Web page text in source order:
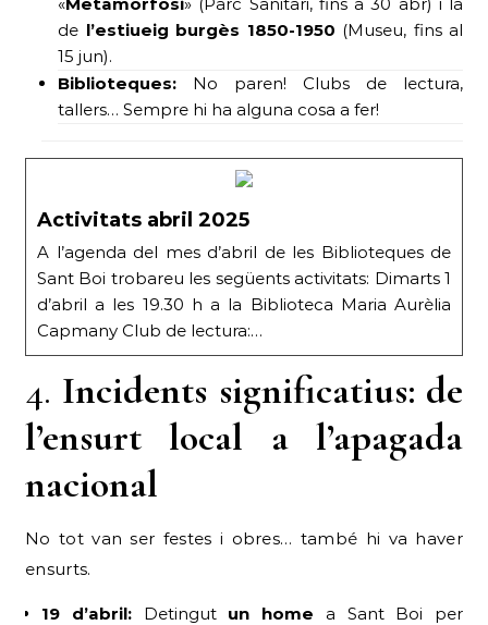
de l’estiueig burgès 1850-1950 (Museu, fins al
15 jun).
Biblioteques: No paren! Clubs de lectura,
tallers… Sempre hi ha alguna cosa a fer!
Activitats abril 2025
A l’agenda del mes d’abril de les Biblioteques de
Sant Boi trobareu les següents activitats: Dimarts 1
d’abril a les 19.30 h a la Biblioteca Maria Aurèlia
Capmany Club de lectura:…
4. Incidents significatius: de
l’ensurt local a l’apagada
nacional
No tot van ser festes i obres… també hi va haver
ensurts.
19 d’abril:Detingut un home a Sant Boi per